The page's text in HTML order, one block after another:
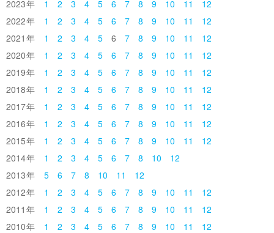
2023
1 2 3 4 5 6 7 8 9 10 11
12
2022
1 2 3 4 5 6 7 8 9 10 11
12
2021
1 2 3 4 5 6 7 8 9 10 11
12
2020
1 2 3 4 5 6 7 8 9 10 11
12
2019
1 2 3 4 5 6 7 8 9 10 11
12
2018
1 2 3 4 5 6 7 8 9 10 11
12
2017
1 2 3 4 5 6 7 8 9 10 11
12
2016
1 2 3 4 5 6 7 8 9 10 11
12
2015
1 2 3 4 5 6 7 8 9 10 11
12
2014
1 2 3 4 5 6 7 8 10
12
2013
5 6 7 8 10 11
12
2012
1 2 3 4 5 6 7 8 9 10 11
12
2011
1 2 3 4 5 6 7 8 9 10 11
12
2010
1 2 3 4 5 6 7 8 9 10 11 12